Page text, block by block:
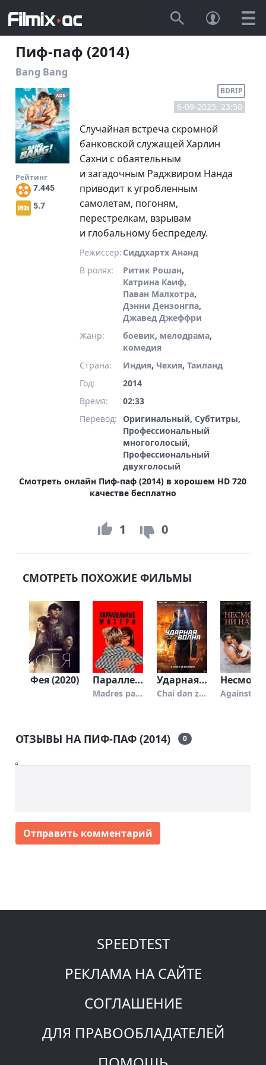
Пиф-паф (2014)
Bang Bang
Рейтинг
7.445
5.7
BDRIP
6-09-2025, 23:50
Случайная встреча скромной
банковской служащей Харлин
Сахни с обаятельным
и загадочным Раджвиром Нанда
приводит к угробленным
самолетам, погоням,
перестрелкам, взрывам
и глобальному беспределу.
Режиссер: Сиддхартх Ананд
В ролях:
Ритик Рошан,
Катрина Каиф,
Паван Малхотра,
Дэнни Дензонгпа,
Джавед Джеффри
Жанр:
боевик, мелодрама,
комедия
Страна:
Индия,Чехия,Таиланд
Год:
2014
Время:
02:33
Перевод: Оригинальный, Субтитры,
Профессиональный
многоголосый,
Профессиональный
двухголосый
Смотреть онлайн Пиф-паф (2014) в хорошем HD 720
качестве бесплатно
1 0
СМОТРЕТЬ ПОХОЖИЕ ФИЛЬМЫ
Фея (2020) Параллельные матери (2021)
Madres paralelas
Ударная волна 2 (2020)
Chai dan zhuan jia 2
ОТЗЫВЫ НА ПИФ-ПАФ (2014) 0
Отправить комментарий
SPEEDTEST
РЕКЛАМА НА САЙТЕ
СОГЛАШЕНИЕ
ДЛЯ ПРАВООБЛАДАТЕЛЕЙ